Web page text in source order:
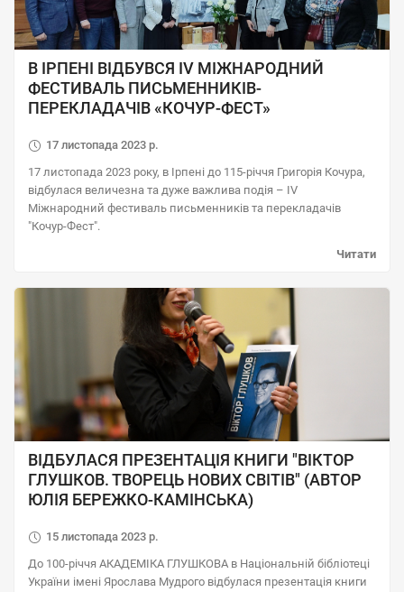
В ІРПЕНІ ВІДБУВСЯ IV МІЖНАРОДНИЙ
ФЕСТИВАЛЬ ПИСЬМЕННИКІВ-
ПЕРЕКЛАДАЧІВ «КОЧУР-ФЕСТ»
17 листопада 2023 р.
17 листопада 2023 року, в Ірпені до 115-річчя Григорія Кочура,
відбулася величезна та дуже важлива подія – IV
Міжнародний фестиваль письменників та перекладачів
"Кочур-Фест".
Читати
ВІДБУЛАСЯ ПРЕЗЕНТАЦІЯ КНИГИ "ВІКТОР
ГЛУШКОВ. ТВОРЕЦЬ НОВИХ СВІТІВ" (АВТОР
ЮЛІЯ БЕРЕЖКО-КАМІНСЬКА)
15 листопада 2023 р.
До 100-річчя АКАДЕМІКА ГЛУШКОВА в Національній бібліотеці
України імені Ярослава Мудрого відбулася презентація книги